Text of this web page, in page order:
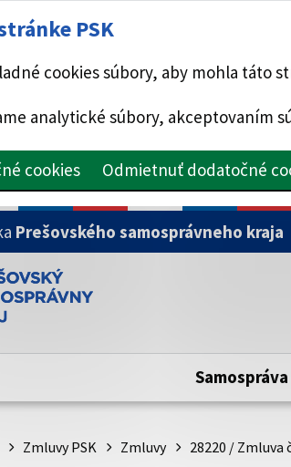
PSK
cookies súbory, aby mohla táto
analytické súbory, akceptovaním
cookies Odmietnuť dodatočné
Prešovského samosprávneho kraja
je oficiálna
webová stránka Prešovského
Samospráva
Zmluvy PSK Zmluvy 28220 / Zmluva